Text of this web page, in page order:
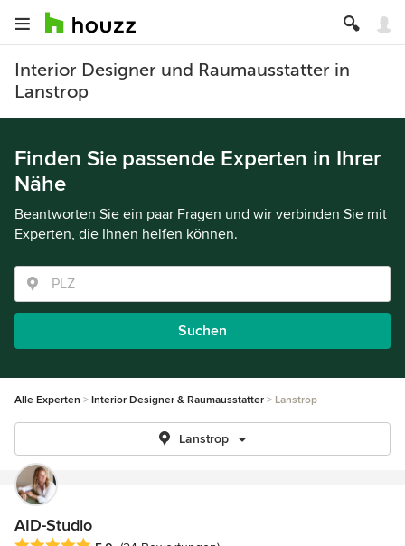
Interior Designer und Raumausstatter in
Lanstrop
Finden Sie passende Experten in Ihrer
Nähe
Beantworten Sie ein paar Fragen und wir verbinden Sie mit
Experten, die Ihnen helfen können.
Suchen
Alle Experten Interior Designer & Raumausstatter Lanstrop
Lanstrop
AID-Studio